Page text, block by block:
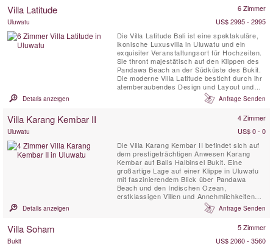
Villa Latitude 6 Zimmer
Uluwatu
US$ 2995 - 2995
Die Villa Latitude Bali ist eine spektakuläre,
ikonische Luxusvilla in Uluwatu und ein
exquisiter Veranstaltungsort für Hochzeiten.
Sie thront majestätisch auf den Klippen des
Pandawa Beach an der Südküste des Bukit.
Die moderne Villa Latitude besticht durch ihr
atemberaubendes Design und Layout und
verfügt über einen gigantischen 36-Meter-
Infiniti-Pool, umgeben von perfekt gepflegten
Blick auf den Ozean und den endlosen
Details anzeigen Anfrage Senden
Villa Karang Kembar II 4 Zimmer
Uluwatu
US$ 0 - 0
Die Villa Karang Kembar II befindet sich auf
dem prestigeträchtigen Anwesen Karang
Kembar auf Balis Halbinsel Bukit. Eine
großartige Lage auf einer Klippe in Uluwatu
mit faszinierendem Blick über Pandawa
Beach und den Indischen Ozean,
erstklassigen Villen und Annehmlichkeiten
sowie den höchsten Servicestandards auf
für Gruppen oder Familien, die nach den
Details anzeigen Anfrage Senden
Villa Soham 5 Zimmer
Bukit
US$ 2060 - 3560